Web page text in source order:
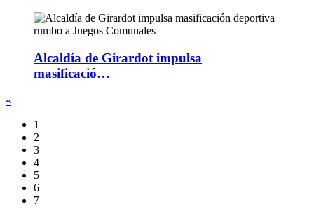
Alcaldía de Girardot impulsa
masificació…
«
1
2
3
4
5
6
7